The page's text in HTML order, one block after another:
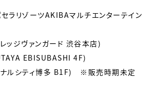
ラリゾーツAKIBAマルチエンターテイン
ッジヴァンガード 渋谷本店)
EBISUBASHI 4F)
ナルシティ博多 B1F) ※販売時期未定